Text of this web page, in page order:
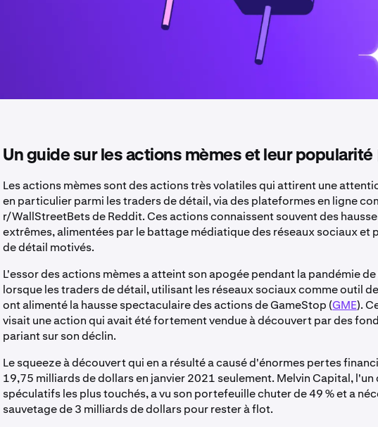
Un guide sur les actions mèmes et leur popularité
Les actions mèmes sont des actions très volatiles qui attirent une
en particulier parmi les traders de détail, via des plateformes en ligne
r/WallStreetBets de Reddit. Ces actions connaissent souvent des
extrêmes, alimentées par le battage médiatique des réseaux sociaux et
de détail motivés.
L'essor des actions mèmes a atteint son apogée pendant la pandémie
lorsque les traders de détail, utilisant les réseaux sociaux comme outil
ont alimenté la hausse spectaculaire des actions de GameStop (GME).
visait une action qui avait été fortement vendue à découvert par des
pariant sur son déclin.
Le squeeze à découvert qui en a résulté a causé d'énormes pertes
19,75 milliards de dollars en janvier 2021 seulement. Melvin Capital, l'un
spéculatifs les plus touchés, a vu son portefeuille chuter de 49 % et a
sauvetage de 3 milliards de dollars pour rester à flot.